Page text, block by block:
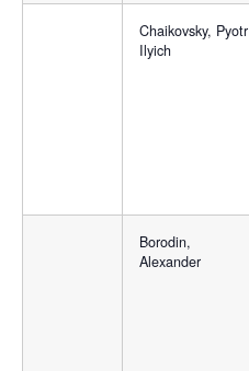
Chaikovsky, Pyotr
Ilyich
Borodin,
Alexander